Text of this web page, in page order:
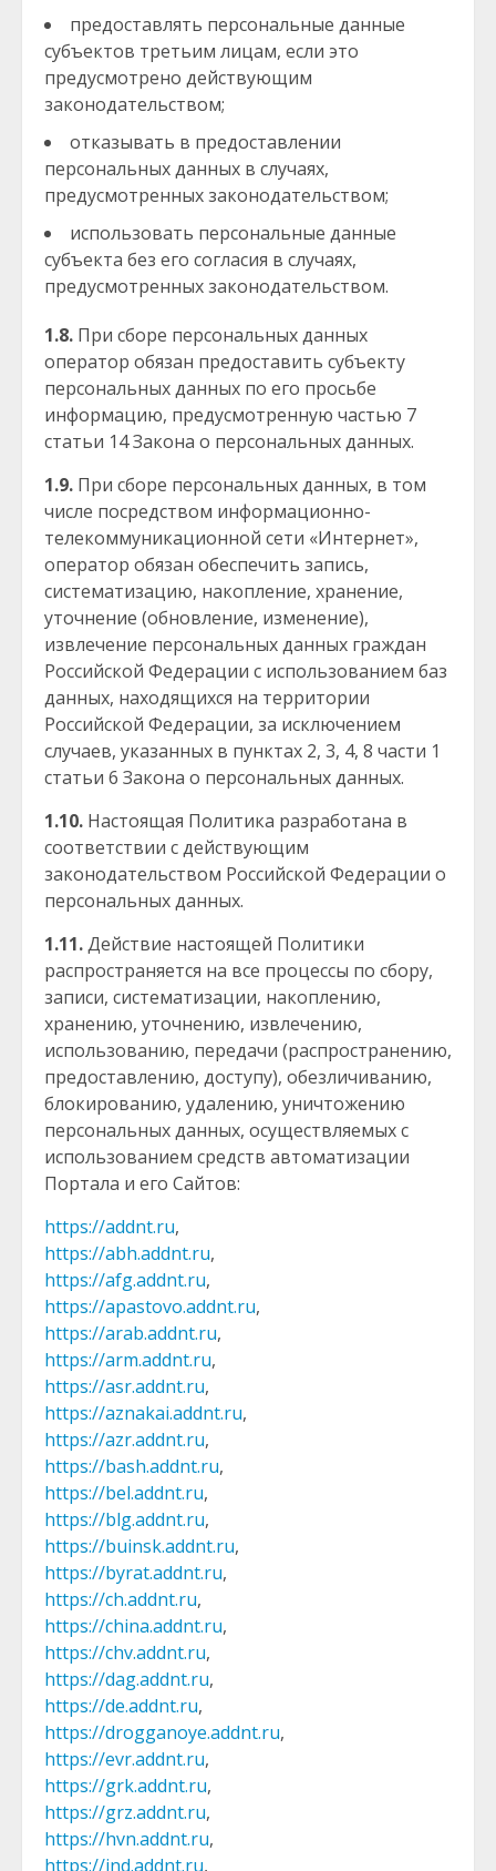
предоставлять персональные данные
субъектов третьим лицам, если это
предусмотрено действующим
законодательством;
отказывать в предоставлении
персональных данных в случаях,
предусмотренных законодательством;
использовать персональные данные
субъекта без его согласия в случаях,
предусмотренных законодательством.
1.8. При сборе персональных данных
оператор обязан предоставить субъекту
персональных данных по его просьбе
информацию, предусмотренную частью 7
статьи 14 Закона о персональных данных.
1.9. При сборе персональных данных, в том
числе посредством информационно-
телекоммуникационной сети «Интернет»,
оператор обязан обеспечить запись,
систематизацию, накопление, хранение,
уточнение (обновление, изменение),
извлечение персональных данных граждан
Российской Федерации с использованием баз
данных, находящихся на территории
Российской Федерации, за исключением
случаев, указанных в пунктах 2, 3, 4, 8 части 1
статьи 6 Закона о персональных данных.
1.10. Настоящая Политика разработана в
соответствии с действующим
законодательством Российской Федерации о
персональных данных.
1.11.Действие настоящей Политики
распространяется на все процессы по сбору,
записи, систематизации, накоплению,
хранению, уточнению, извлечению,
использованию, передачи (распространению,
предоставлению, доступу), обезличиванию,
блокированию, удалению, уничтожению
персональных данных, осуществляемых с
использованием средств автоматизации
Портала и его Сайтов:
https://addnt.ru,
https://abh.addnt.ru,
https://afg.addnt.ru,
https://apastovo.addnt.ru,
https://arab.addnt.ru,
https://arm.addnt.ru,
https://asr.addnt.ru,
https://aznakai.addnt.ru,
https://azr.addnt.ru,
https://bash.addnt.ru,
https://bel.addnt.ru,
https://blg.addnt.ru,
https://buinsk.addnt.ru,
https://byrat.addnt.ru,
https://ch.addnt.ru,
https://china.addnt.ru,
https://chv.addnt.ru,
https://dag.addnt.ru,
https://de.addnt.ru,
https://drogganoye.addnt.ru,
https://evr.addnt.ru,
https://grk.addnt.ru,
https://grz.addnt.ru,
https://hvn.addnt.ru,
https://ind.addnt.ru,